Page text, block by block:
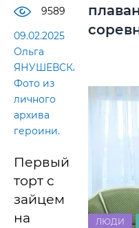
9589
09.02.2025
Ольга
ЯНУШЕВСКАЯ.
Фото из
личного
архива
героини.
Первый
торт с
зайцем
на
ЛЮДИ